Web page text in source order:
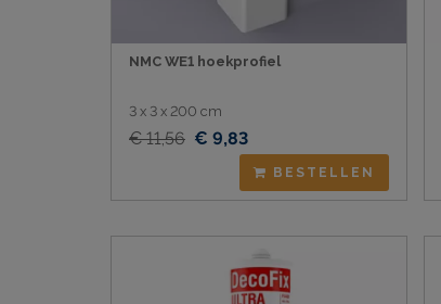
NMC WE1 hoekprofiel
3 x 3 x 200 cm
€ 11,56 € 9,83
BESTELLEN